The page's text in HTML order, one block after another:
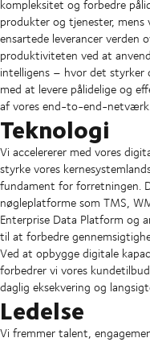
kompleksitet og forbedre
produkter og tjenester,
ensartede leverancer
produktiviteten ved at
intelligens – hvor det styrker
med at levere pålidelige og
af vores end-to-end-
Teknologi
Vi accelererer med vores
styrke vores
fundament for forretningen.
nøgleplatforme som TMS,
Enterprise Data Platform og
til at forbedre
Ved at opbygge digitale
forbedrer vi vores
daglig eksekvering og
Ledelse
Vi fremmer talent,